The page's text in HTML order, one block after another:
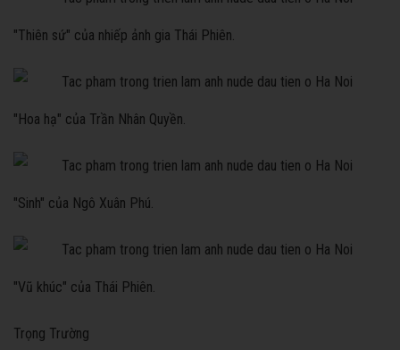
"Thiên sứ" của nhiếp ảnh gia Thái Phiên.
"Hoa hạ" của Trần Nhân Quyền.
"Sinh" của Ngô Xuân Phú.
"Vũ khúc" của Thái Phiên.
Trọng Trường